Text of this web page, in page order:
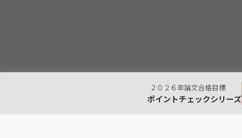
２０２６年論文合格目標
ポイントチェックシリーズ